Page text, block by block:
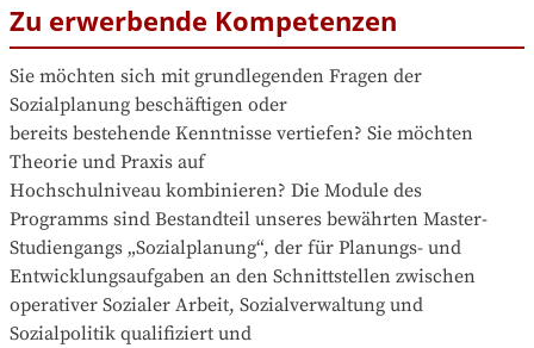
Zu erwerbende Kompetenzen
Sie möchten sich mit grundlegenden Fragen der
Sozialplanung beschäftigen oder
bereits bestehende Kenntnisse vertiefen? Sie möchten
Theorie und Praxis auf
Hochschulniveau kombinieren? Die Module des
Programms sind Bestandteil unseres bewährten Master-
Studiengangs „Sozialplanung“, der für Planungs- und
Entwicklungsaufgaben an den Schnittstellen zwischen
operativer Sozialer Arbeit, Sozialverwaltung und
Sozialpolitik qualifiziert und